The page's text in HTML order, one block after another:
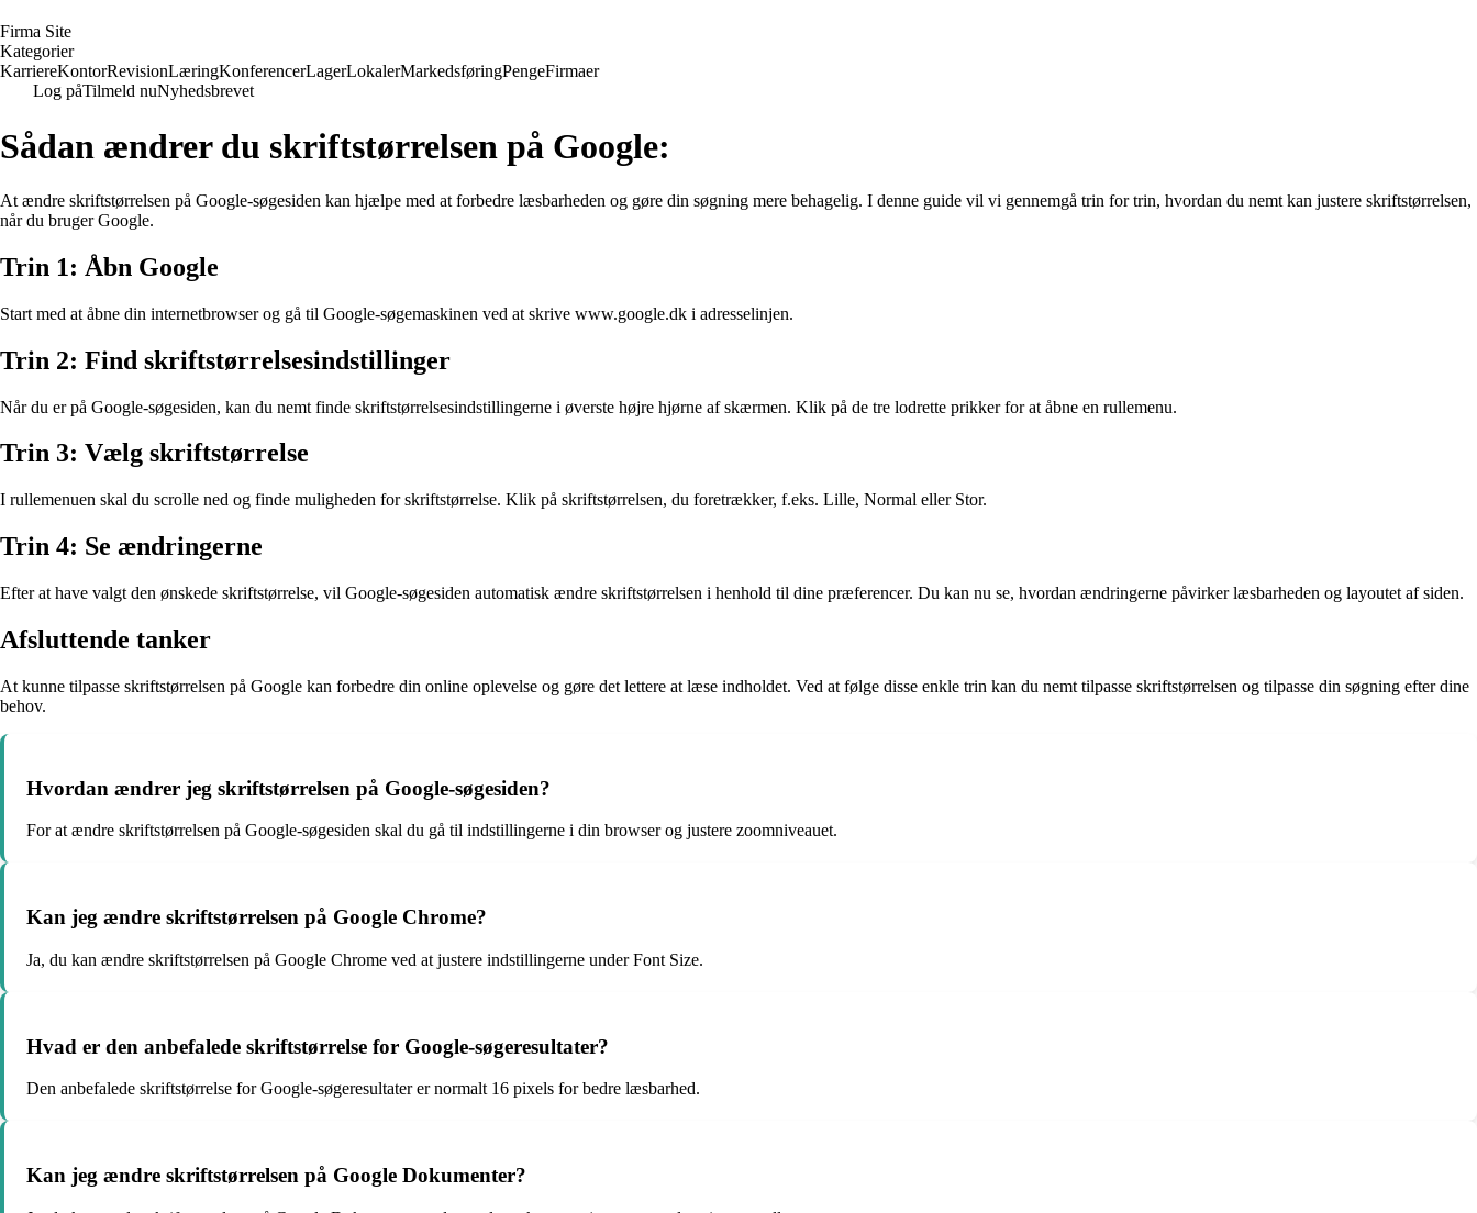
Firma Site
Kategorier
KarriereKontorRevisionLæringKonferencerLagerLokalerMarkedsføringPengeFirmaer
Log påTilmeld nuNyhedsbrevet
Sådan ændrer du skriftstørrelsen på Google:
At ændre skriftstørrelsen på Google-søgesiden kan hjælpe med at forbedre læsbarheden og gøre din søgning mere behagelig. I denne guide vil vi gennemgå trin for trin, hvordan du nemt kan justere skriftstørrelsen,
når du bruger Google.
Trin 1: Åbn Google
Start med at åbne din internetbrowser og gå til Google-søgemaskinen ved at skrive www.google.dk i adresselinjen.
Trin 2: Find skriftstørrelsesindstillinger
Når du er på Google-søgesiden, kan du nemt finde skriftstørrelsesindstillingerne i øverste højre hjørne af skærmen. Klik på de tre lodrette prikker for at åbne en rullemenu.
Trin 3: Vælg skriftstørrelse
I rullemenuen skal du scrolle ned og finde muligheden for skriftstørrelse. Klik på skriftstørrelsen, du foretrækker, f.eks. Lille, Normal eller Stor.
Trin 4: Se ændringerne
Efter at have valgt den ønskede skriftstørrelse, vil Google-søgesiden automatisk ændre skriftstørrelsen i henhold til dine præferencer. Du kan nu se, hvordan ændringerne påvirker læsbarheden og layoutet af siden.
Afsluttende tanker
At kunne tilpasse skriftstørrelsen på Google kan forbedre din online oplevelse og gøre det lettere at læse indholdet. Ved at følge disse enkle trin kan du nemt tilpasse skriftstørrelsen og tilpasse din søgning efter dine
behov.
Hvordan ændrer jeg skriftstørrelsen på Google-søgesiden?
For at ændre skriftstørrelsen på Google-søgesiden skal du gå til indstillingerne i din browser og justere zoomniveauet.
Kan jeg ændre skriftstørrelsen på Google Chrome?
Ja, du kan ændre skriftstørrelsen på Google Chrome ved at justere indstillingerne under Font Size.
Hvad er den anbefalede skriftstørrelse for Google-søgeresultater?
Den anbefalede skriftstørrelse for Google-søgeresultater er normalt 16 pixels for bedre læsbarhed.
Kan jeg ændre skriftstørrelsen på Google Dokumenter?